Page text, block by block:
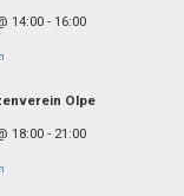
14:00 - 16:00
Olpe
18:00 - 21:00